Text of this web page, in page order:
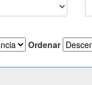
Ordenar